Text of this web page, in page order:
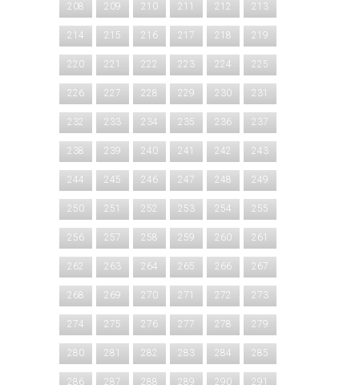
208 209 210 211 212 213
214 215 216 217 218 219
220 221 222 223 224 225
226 227 228 229 230 231
232 233 234 235 236 237
238 239 240 241 242 243
244 245 246 247 248 249
250 251 252 253 254 255
256 257 258 259 260 261
262 263 264 265 266 267
268 269 270 271 272 273
274 275 276 277 278 279
280 281 282 283 284 285
286 287 288 289 290 291